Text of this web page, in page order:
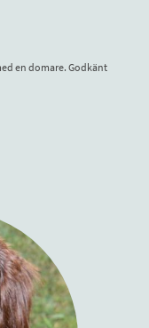
en domare. Godkänt